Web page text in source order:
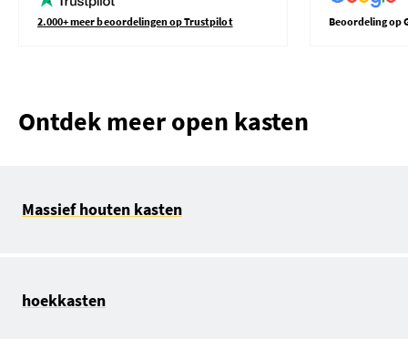
2.000+ meer beoordelingen op Trustpilot Beoordeling op
Ontdek meer open kasten
Massief houten kasten
hoekkasten